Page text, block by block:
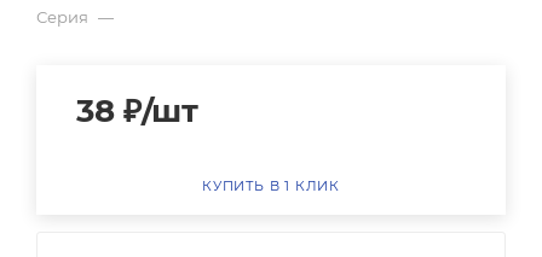
Серия —
38 ₽/шт
КУПИТЬ В 1 КЛИК